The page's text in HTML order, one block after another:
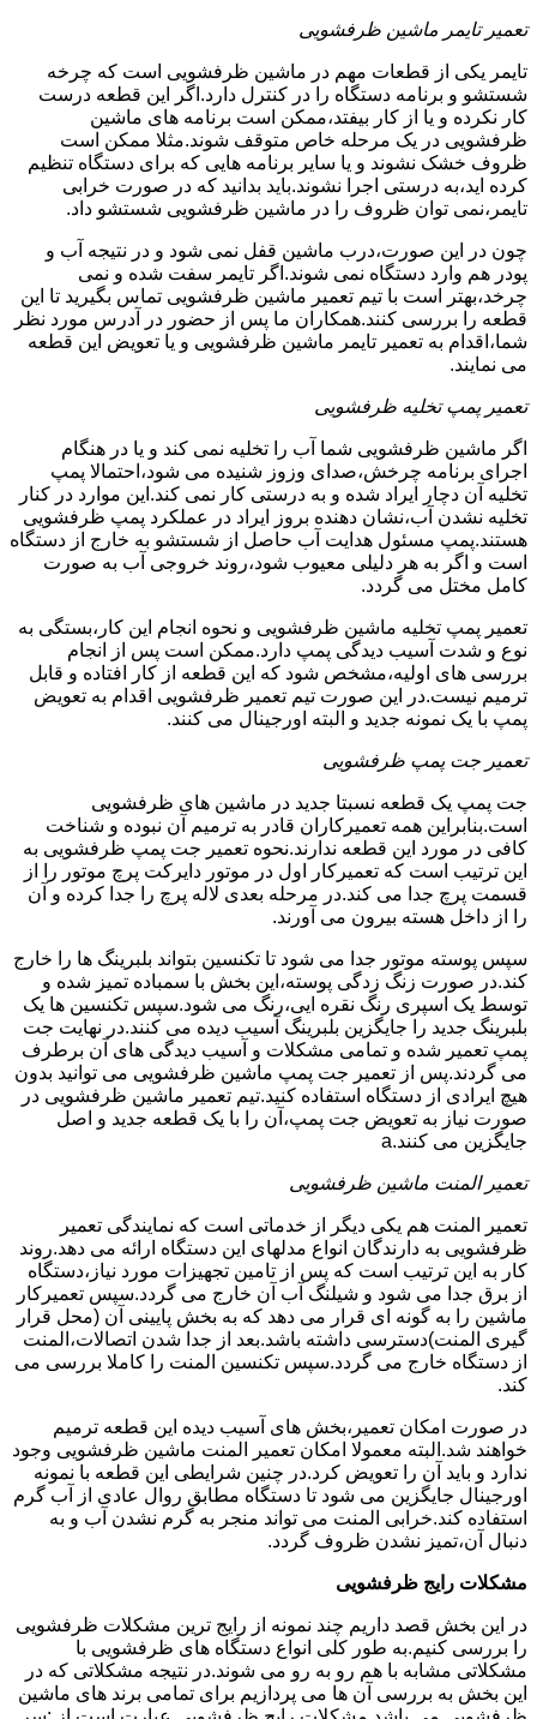
تعمیر تایمر ماشین ظرفشویی
تایمر یکی از قطعات مهم در ماشین ظرفشویی است که چرخه
شستشو و برنامه دستگاه را در کنترل دارد.اگر این قطعه درست
کار نکرده و یا از کار بیفتد،ممکن است برنامه های ماشین
ظرفشویی در یک مرحله خاص متوقف شوند.مثلا ممکن است
ظروف خشک نشوند و یا سایر برنامه هایی که برای دستگاه تنظیم
کرده اید،به درستی اجرا نشوند.باید بدانید که در صورت خرابی
تایمر،نمی توان ظروف را در ماشین ظرفشویی شستشو داد.
چون در این صورت،درب ماشین قفل نمی شود و در نتیجه آب و
پودر هم وارد دستگاه نمی شوند.اگر تایمر سفت شده و نمی
چرخد،بهتر است با تیم تعمیر ماشین ظرفشویی تماس بگیرید تا این
قطعه را بررسی کنند.همکاران ما پس از حضور در آدرس مورد نظر
شما،اقدام به تعمیر تایمر ماشین ظرفشویی و یا تعویض این قطعه
می نمایند.
تعمیر پمپ تخلیه ظرفشویی
اگر ماشین ظرفشویی شما آب را تخلیه نمی کند و یا در هنگام
اجرای برنامه چرخش،صدای وزوز شنیده می شود،احتمالا پمپ
تخلیه آن دچار ایراد شده و به درستی کار نمی کند.این موارد در کنار
تخلیه نشدن آب،نشان دهنده بروز ایراد در عملکرد پمپ ظرفشویی
هستند.پمپ مسئول هدایت آب حاصل از شستشو به خارج از دستگاه
است و اگر به هر دلیلی معیوب شود،روند خروجی آب به صورت
کامل مختل می گردد.
تعمیر پمپ تخلیه ماشین ظرفشویی و نحوه انجام این کار،بستگی به
نوع و شدت آسیب دیدگی پمپ دارد.ممکن است پس از انجام
بررسی های اولیه،مشخص شود که این قطعه از کار افتاده و قابل
ترمیم نیست.در این صورت تیم تعمیر ظرفشویی اقدام به تعویض
پمپ با یک نمونه جدید و البته اورجینال می کنند.
تعمیر جت پمپ ظرفشویی
جت پمپ یک قطعه نسبتا جدید در ماشین های ظرفشویی
است.بنابراین همه تعمیرکاران قادر به ترمیم آن نبوده و شناخت
کافی در مورد این قطعه ندارند.نحوه تعمیر جت پمپ ظرفشویی به
این ترتیب است که تعمیرکار اول در موتور دایرکت پرچ موتور را از
قسمت پرچ جدا می کند.در مرحله بعدی لاله پرچ را جدا کرده و آن
را از داخل هسته بیرون می آورند.
سپس پوسته موتور جدا می شود تا تکنسین بتواند بلبرینگ ها را خارج
کند.در صورت زنگ زدگی پوسته،این بخش با سمباده تمیز شده و
توسط یک اسپری رنگ نقره ایی،رنگ می شود.سپس تکنسین ها یک
بلبرینگ جدید را جایگزین بلبرینگ آسیب دیده می کنند.در نهایت جت
پمپ تعمیر شده و تمامی مشکلات و آسیب دیدگی های آن برطرف
می گردند.پس از تعمیر جت پمپ ماشین ظرفشویی می توانید بدون
هیچ ایرادی از دستگاه استفاده کنید.تیم تعمیر ماشین ظرفشویی در
صورت نیاز به تعویض جت پمپ،آن را با یک قطعه جدید و اصل
جایگزین می کنند.a
تعمیر المنت ماشین ظرفشویی
تعمیر المنت هم یکی دیگر از خدماتی است که نمایندگی تعمیر
ظرفشویی به دارندگان انواع مدلهای این دستگاه ارائه می دهد.روند
کار به این ترتیب است که پس از تامین تجهیزات مورد نیاز،دستگاه
از برق جدا می شود و شیلنگ آب آن خارج می گردد.سپس تعمیرکار
ماشین را به گونه ای قرار می دهد که به بخش پایینی آن (محل قرار
گیری المنت)دسترسی داشته باشد.بعد از جدا شدن اتصالات،المنت
از دستگاه خارج می گردد.سپس تکنسین المنت را کاملا بررسی می
کند.
در صورت امکان تعمیر،بخش های آسیب دیده این قطعه ترمیم
خواهند شد.البته معمولا امکان تعمیر المنت ماشین ظرفشویی وجود
ندارد و باید آن را تعویض کرد.در چنین شرایطی این قطعه با نمونه
اورجینال جایگزین می شود تا دستگاه مطابق روال عادی از آب گرم
استفاده کند.خرابی المنت می تواند منجر به گرم نشدن آب و به
دنبال آن،تمیز نشدن ظروف گردد.
مشکلات رایج ظرفشویی
در این بخش قصد داریم چند نمونه از رایج ترین مشکلات ظرفشویی
را بررسی کنیم.به طور کلی انواع دستگاه های ظرفشویی با
مشکلاتی مشابه با هم رو به رو می شوند.در نتیجه مشکلاتی که در
این بخش به بررسی آن ها می پردازیم برای تمامی برند های ماشین